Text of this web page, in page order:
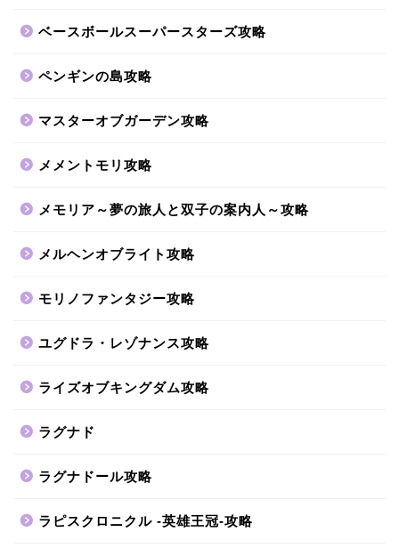
ベースボールスーパースターズ攻略
ペンギンの島攻略
マスターオブガーデン攻略
メメントモリ攻略
メモリア～夢の旅人と双子の案内人～攻略
メルヘンオブライト攻略
モリノファンタジー攻略
ユグドラ・レゾナンス攻略
ライズオブキングダム攻略
ラグナド
ラグナドール攻略
ラピスクロニクル -英雄王冠-攻略